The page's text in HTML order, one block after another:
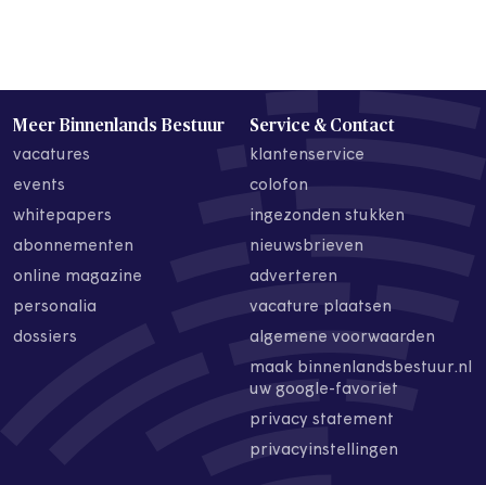
Meer Binnenlands Bestuur
vacatures
events
whitepapers
abonnementen
online magazine
personalia
dossiers
Service & Contact
klantenservice
colofon
ingezonden stukken
nieuwsbrieven
adverteren
vacature plaatsen
algemene voorwaarden
maak binnenlandsbestuur.nl
uw google-favoriet
privacy statement
privacyinstellingen